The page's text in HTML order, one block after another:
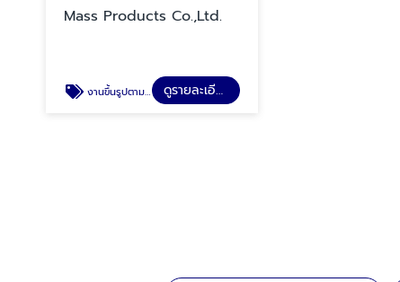
Mass Products Co.,Ltd.
งานขึ้นรูปตามรูปทรงสินค้า ดูรายละเอียด